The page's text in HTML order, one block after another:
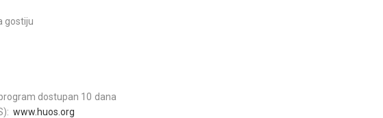
gostiju
dostupan 10 dana
www.huos.org